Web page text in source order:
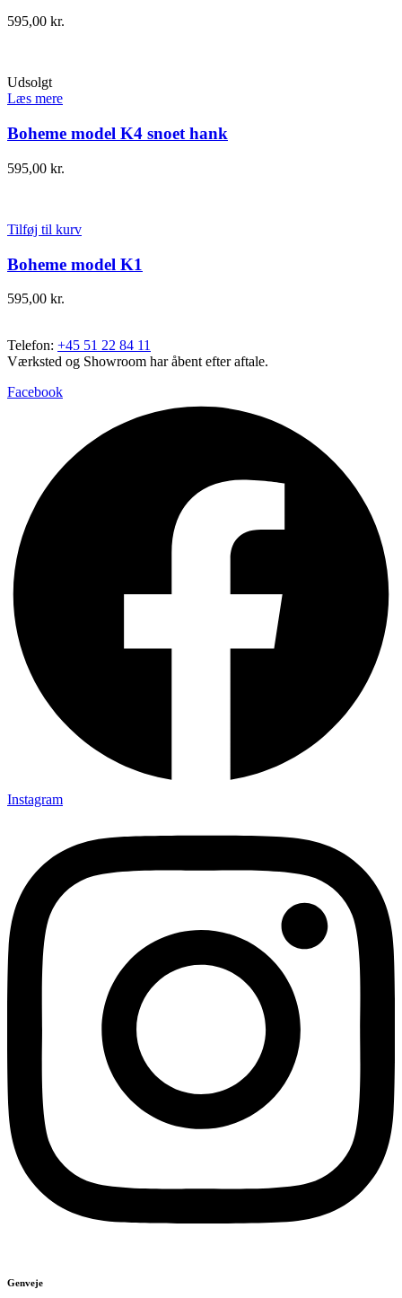
595,00 kr.
Udsolgt
Læs mere
Boheme model K4 snoet hank
595,00 kr.
Tilføj til kurv
Boheme model K1
595,00 kr.
Telefon: +45 51 22 84 11
Værksted og Showroom har åbent efter aftale.
Facebook
Instagram
Genveje